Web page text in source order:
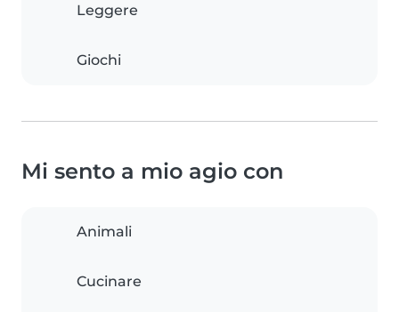
Leggere
Giochi
Mi sento a mio agio con
Animali
Cucinare